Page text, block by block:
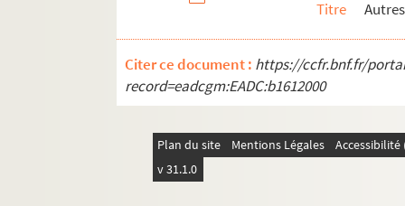
Titre
Citer ce document : https://ccfr.bnf.fr/
record=eadcgm:EADC:b1612000
Plan du site Mentions Légales
v 31.1.0